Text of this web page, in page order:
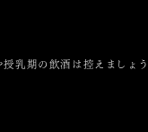
授乳期の飲酒は控えましょう